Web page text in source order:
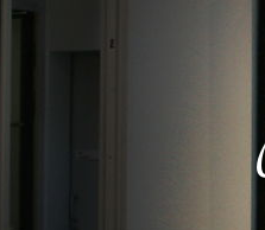
Skip to main content